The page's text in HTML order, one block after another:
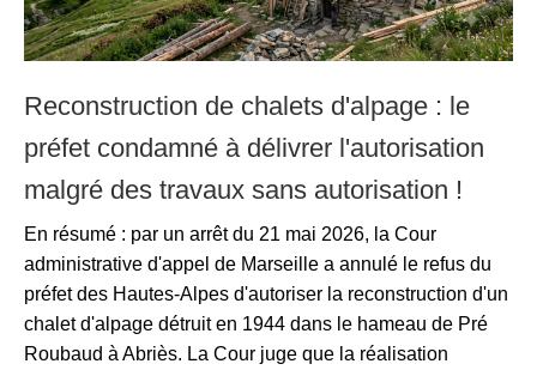
Reconstruction de chalets d'alpage : le
préfet condamné à délivrer l'autorisation
malgré des travaux sans autorisation !
En résumé : par un arrêt du 21 mai 2026, la Cour
administrative d'appel de Marseille a annulé le refus du
préfet des Hautes-Alpes d'autoriser la reconstruction d'un
chalet d'alpage détruit en 1944 dans le hameau de Pré
Roubaud à Abriès. La Cour juge que la réalisation